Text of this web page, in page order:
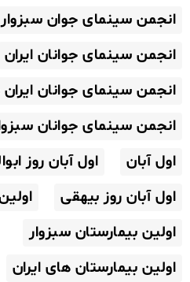
انجمن سینمای جوان سبزوار
انجمن سینمای جوانان ایران
انجمن سینمای جوانان ایران
انجمن سینمای جوانان
اول آبان
اول آبان روز
اول آبان روز بیهقی
اولین بیمارستان سبزوار
اولین بیمارستان های ایران